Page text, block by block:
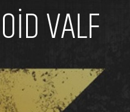
VALF